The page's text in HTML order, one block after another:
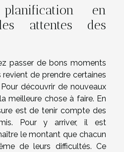
en
attentes des
passer de bons moments
de prendre certaines
découvrir de nouveaux
meilleure chose à faire. En
est de tenir compte des
Pour y arriver, il est
le montant que chacun
de leurs difficultés. Ce